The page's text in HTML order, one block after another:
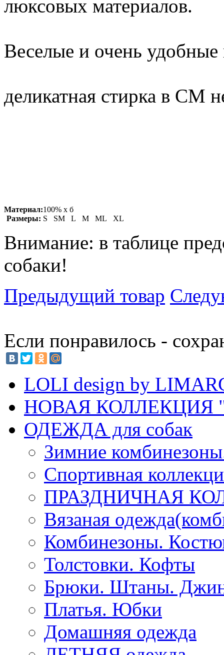
люксовых материалов.
Веселые и очень
деликатная стирка в СМ
Материал:100% х б
Размеры: S SM L M ML XL
Внимание: в таблице
собаки!
Предыдущий товар
Если понравилось -
LOLI design by
НОВАЯ КОЛЛЕКЦИЯ
ОДЕЖДА для собак
Зимние
Спортивная
ПРАЗДНИЧНАЯ
Вязаная
Комбинезоны.
Толстовки. Кофты
Брюки. Штаны.
Платья. Юбки
Домашняя одежда